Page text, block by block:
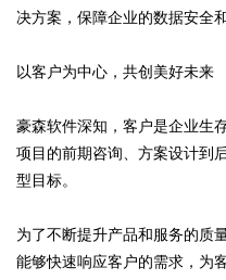
决方案，保障企业的数据安全
以客户为中心，共创美好未来
豪森软件深知，客户是企业生
项目的前期咨询、方案设计到
型目标。
为了不断提升产品和服务的质
能够快速响应客户的需求，为